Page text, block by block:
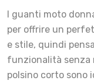
I guanti moto
per offrire un
e stile, quindi
funzionalità senza
polsino corto sono